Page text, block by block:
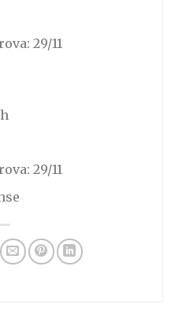
29/11
29/11